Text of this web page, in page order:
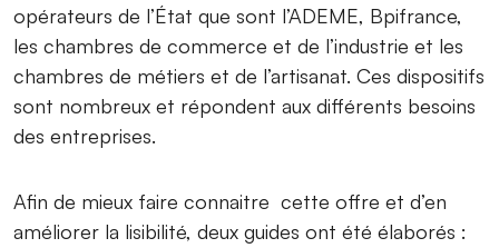
opérateurs de l’État que sont l’ADEME, Bpifrance,
les chambres de commerce et de l’industrie et les
chambres de métiers et de l’artisanat. Ces dispositifs
sont nombreux et répondent aux différents besoins
des entreprises.
Afin de mieux faire connaitre cette offre et d’en
améliorer la lisibilité, deux guides ont été élaborés :